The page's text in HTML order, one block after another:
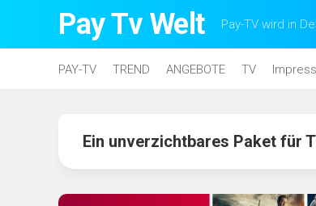
Pay Tv Welt Pay-TV wird in
PAY-TV TREND ANGEBOTE TV
Ein unverzichtbares Paket für